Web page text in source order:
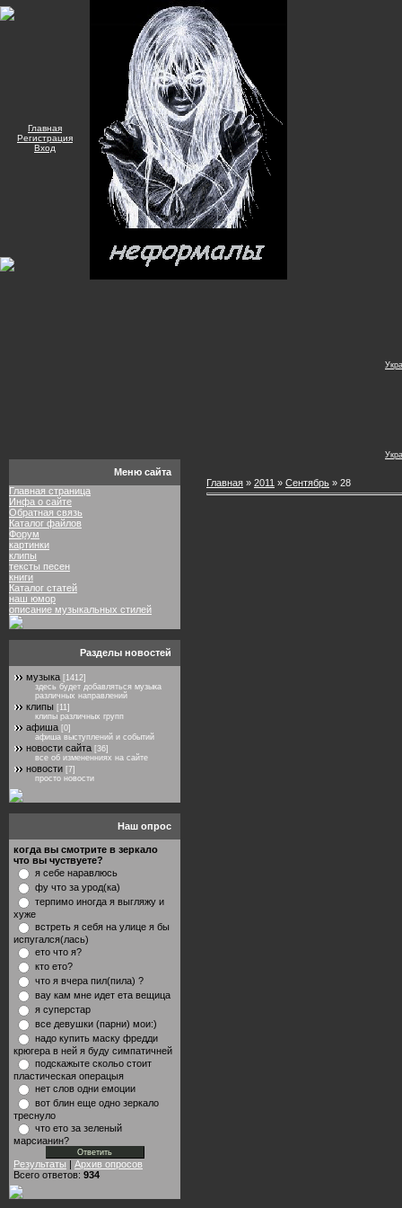
Главная
Регистрация
Вход
Меню сайта
Главная страница
Инфа о сайте
Обратная связь
Каталог файлов
Форум
картинки
клипы
тексты песен
книги
Каталог статей
наш юмор
описание музыкальных стилей
Разделы новостей
музыка [1412]
здесь будет добавляться музыка
различных направлений
клипы [11]
клипы различных групп
афиша [0]
афиша выступлений и событий
новости сайта [36]
все об измененниях на сайте
новости [7]
просто новости
Наш опрос
когда вы смотрите в зеркало
что вы чуствуете?
я себе наравлюсь
фу что за урод(ка)
терпимо иногда я выгляжу и
хуже
встреть я себя на улице я бы
испугался(лась)
ето что я?
кто ето?
что я вчера пил(пила) ?
вау кам мне идет ета вещица
я суперстар
все девушки (парни) мои:)
надо купить маску фредди
крюгера в ней я буду симпатичней
подскажыте скольо стоит
пластическая операцыя
нет слов одни емоции
вот блин еще одно зеркало
треснуло
что ето за зеленый
марсианин?
Результаты | Архив опросов
Всего ответов: 934
Главная » 2011 » Сентябрь » 28